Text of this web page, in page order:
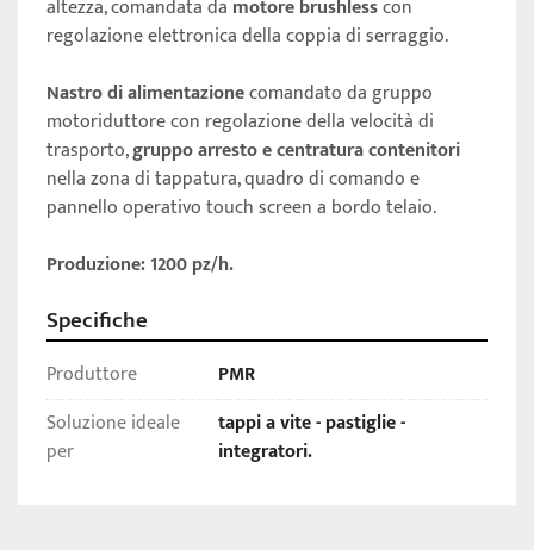
altezza, comandata da motore brushless con
regolazione elettronica della coppia di serraggio.
Nastro di alimentazione comandato da gruppo
motoriduttore con regolazione della velocità di
trasporto,
nella zona di tappatura, quadro di comando e
pannello operativo touch screen a bordo telaio.
Produzione: 1200 pz/h.
Specifiche
Produttore
PMR
Soluzione ideale
per
tappi a vite - pastiglie -
integratori.